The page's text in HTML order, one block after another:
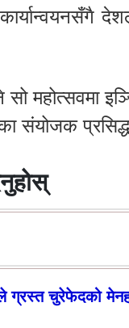
महोत्सवमा
संयोजक
चुरेफेदको